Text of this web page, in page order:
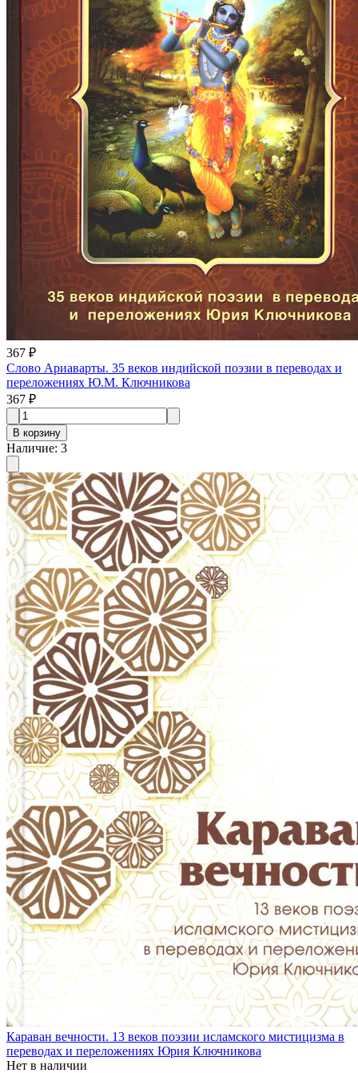
367 ₽
Слово Ариаварты. 35 веков индийской поэзии в переводах и
переложениях Ю.М. Ключникова
367 ₽
В корзину
Наличие: 3
Караван вечности. 13 веков поэзии исламского мистицизма в
переводах и переложениях Юрия Ключникова
Нет в наличии